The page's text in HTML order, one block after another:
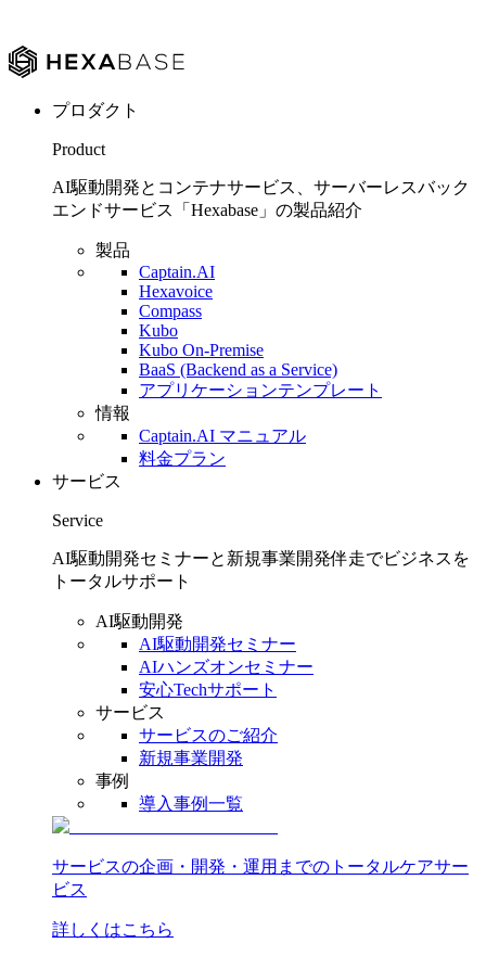
プロダクト
Product
AI駆動開発とコンテナサービス、サーバーレスバック
エンドサービス「Hexabase」の製品紹介
製品
Captain.AI
Hexavoice
Compass
Kubo
Kubo On-Premise
BaaS (Backend as a Service)
アプリケーションテンプレート
情報
Captain.AI マニュアル
料金プラン
サービス
Service
AI駆動開発セミナーと新規事業開発伴走でビジネスを
トータルサポート
AI駆動開発
AI駆動開発セミナー
AIハンズオンセミナー
安心Techサポート
サービス
サービスのご紹介
新規事業開発
事例
導入事例一覧
サービスの企画・開発・運用までのトータルケアサー
ビス
詳しくはこちら